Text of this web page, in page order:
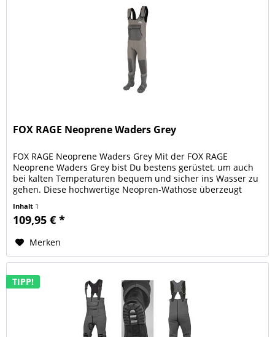
FOX RAGE Neoprene Waders Grey
FOX RAGE Neoprene Waders Grey Mit der FOX RAGE
Neoprene Waders Grey bist Du bestens gerüstet, um auch
bei kalten Temperaturen bequem und sicher ins Wasser zu
gehen. Diese hochwertige Neopren-Wathose überzeugt
Inhalt 1
109,95 € *
Merken
TIPP!